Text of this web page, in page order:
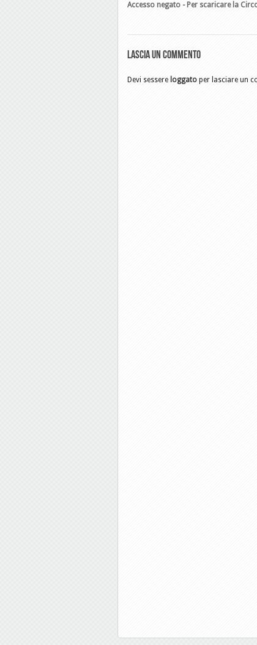
Accesso negato - Per scaricare la
Lascia un commento
Devi sessere loggato per lasciare un